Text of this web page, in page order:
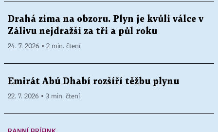
Drahá zima na obzoru. Plyn je kvůli válce v
Zálivu nejdražší za tři a půl roku
24. 7. 2026 ▪ 2 min. čtení
Emirát Abú Dhabí rozšíří těžbu plynu
22. 7. 2026 ▪ 3 min. čtení